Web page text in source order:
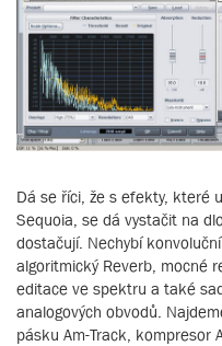
Dá se říci, že s efekty, které
Sequoia, se dá vystačit na
dostačují. Nechybí
algoritmický Reverb, mocné
editace ve spektru a také
analogových obvodů.
pásku Am-Track, kompresor